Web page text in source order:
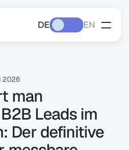
DE EN
2026
man
Leads im
Der definitive